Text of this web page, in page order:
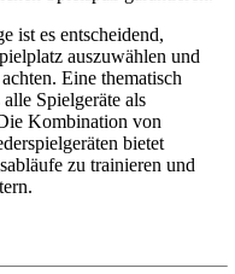
ist es entscheidend,
auszuwählen und
Eine thematisch
Spielgeräte als
Kombination von
bietet
zu trainieren und